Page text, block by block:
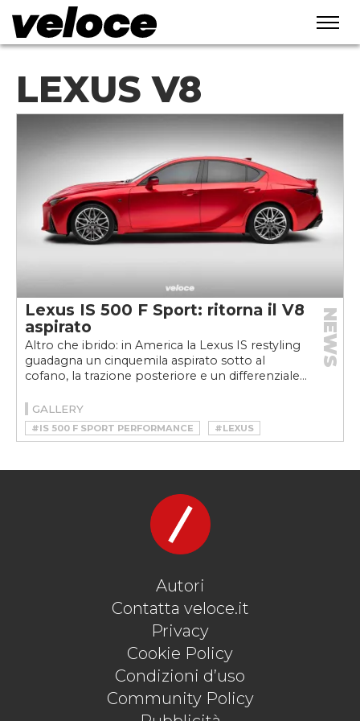
LEXUS V8
Lexus IS 500 F Sport: ritorna il V8
aspirato
Altro che ibrido: in America la Lexus IS restyling
guadagna un cinquemila aspirato sotto al
cofano, la trazione posteriore e un differenziale...
NEWS
GALLERY
#IS 500 F SPORT PERFORMANCE
#LEXUS
#LEXUS IS
Autori
Contatta veloce.it
Privacy
Cookie Policy
Condizioni d’uso
Community Policy